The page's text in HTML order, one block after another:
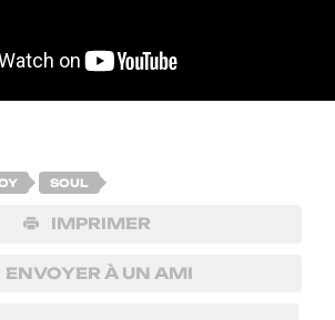
SOUL
IMPRIMER
ENVOYER À UN AMI